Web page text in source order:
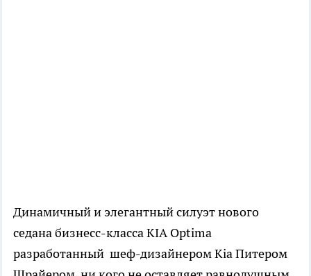
Динамичный и элегантный силуэт нового
седана бизнесс-класса KIA Optima
разработанный шеф-дизайнером Kia Питером